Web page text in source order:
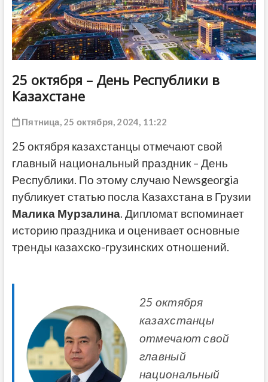
25 октября – День Республики в
Казахстане
Пятница, 25 октября, 2024, 11:22
25 октября казахстанцы отмечают свой
главный национальный праздник – День
Республики. По этому случаю Newsgeorgia
публикует статью посла Казахстана в Грузии
Малика Мурзалина. Дипломат вспоминает
историю праздника и оценивает основные
тренды казахско-грузинских отношений.
25 октября
казахстанцы
отмечают свой
главный
национальный